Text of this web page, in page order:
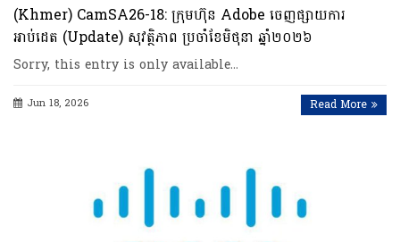
(Khmer) CamSA26-18: ក្រុមហ៊ុន Adobe ចេញផ្សាយការ
អាប់ដេត (Update) សុវត្ថិភាព ប្រចាំខែមិថុនា ឆ្នាំ២០២៦
Sorry, this entry is only available…
Jun 18, 2026 Read More